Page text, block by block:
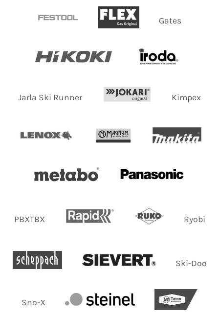
Gates
Jarla Ski Runner Kimpex
PBXTBX Ryobi
Ski-Doo
Sno-X